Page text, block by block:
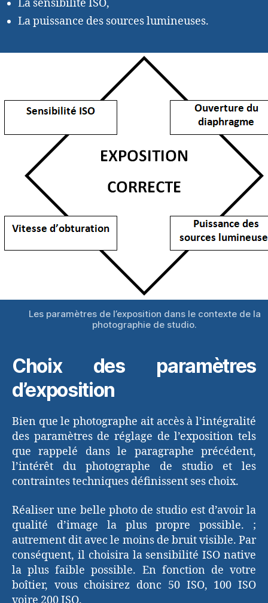
La sensibilité ISO,
La puissance des sources lumineuses.
Les paramètres de l’exposition dans le contexte de la
photographie de studio.
Choix des paramètres
d’exposition
Bien que le photographe ait accès à l’intégralité
des paramètres de réglage de l’exposition tels
que rappelé dans le paragraphe précédent,
l’intérêt du photographe de studio et les
contraintes techniques définissent ses choix.
Réaliser une belle photo de studio est d’avoir la
qualité d’image la plus propre possible. ;
autrement dit avec le moins de bruit visible. Par
conséquent, il choisira la sensibilité ISO native
la plus faible possible. En fonction de votre
boîtier, vous choisirez donc 50 ISO, 100 ISO
voire 200 ISO.